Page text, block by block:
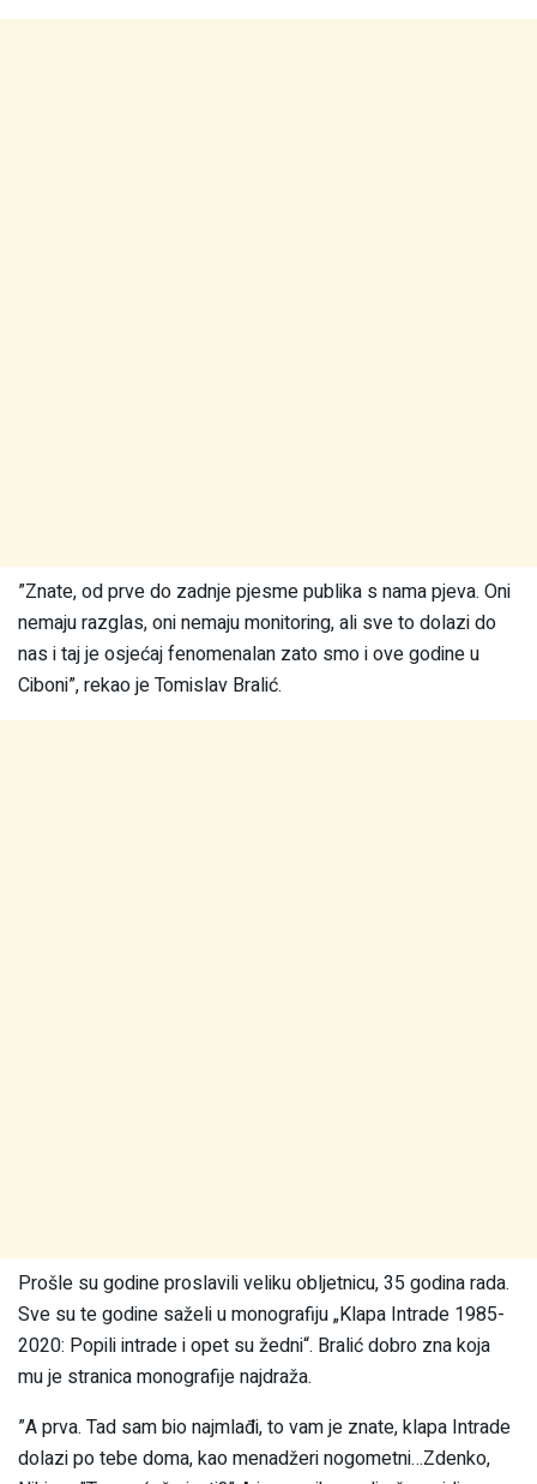
”Znate, od prve do zadnje pjesme publika s nama pjeva. Oni
nemaju razglas, oni nemaju monitoring, ali sve to dolazi do
nas i taj je osjećaj fenomenalan zato smo i ove godine u
Ciboni”, rekao je Tomislav Bralić.
Prošle su godine proslavili veliku obljetnicu, 35 godina rada.
Sve su te godine saželi u monografiju „Klapa Intrade 1985-
2020: Popili intrade i opet su žedni“. Bralić dobro zna koja
mu je stranica monografije najdraža.
”A prva. Tad sam bio najmlađi, to vam je znate, klapa Intrade
dolazi po tebe doma, kao menadžeri nogometni…Zdenko,